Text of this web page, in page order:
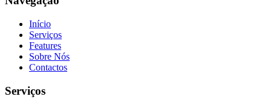
Início
Serviços
Features
Sobre Nós
Contactos
Serviços